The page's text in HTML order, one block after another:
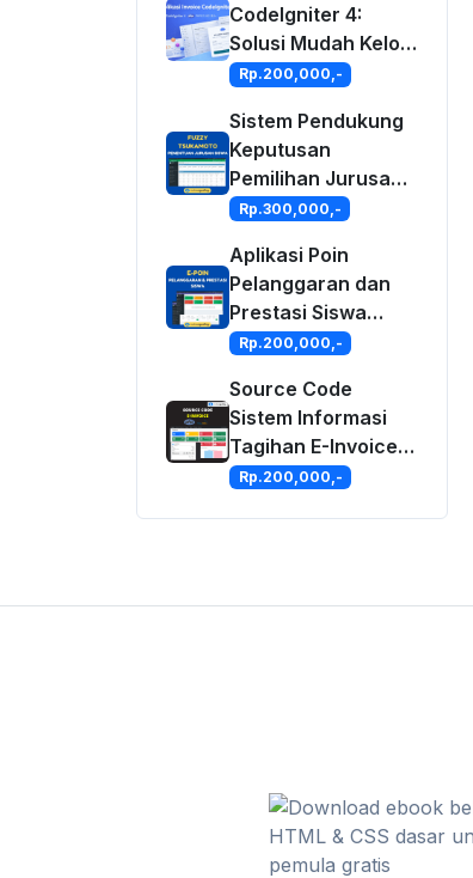
CodeIgniter 4:
Solusi Mudah Kelola
Tagihan &
Anda
Rp.200,000,-
Sistem Pendukung
Keputusan
Pemilihan Jurusan
Siswa Metode
Berbasis Web
Rp.300,000,-
Aplikasi Poin
Pelanggaran dan
Prestasi Siswa
Dengan PHP dan
Rp.200,000,-
Source Code
Sistem Informasi
Tagihan E-Invoice
Dengan PHP dan
Rp.200,000,-